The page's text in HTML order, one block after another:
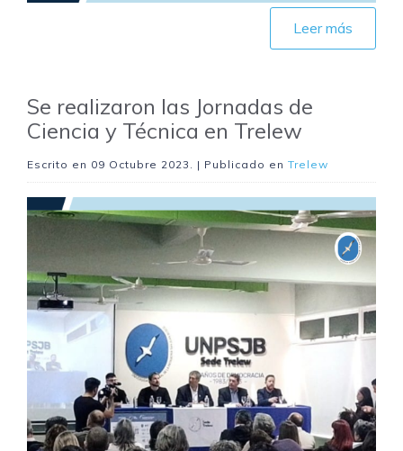
Leer más
Se realizaron las Jornadas de
Ciencia y Técnica en Trelew
Escrito en 09 Octubre 2023 . | Publicado en Trelew